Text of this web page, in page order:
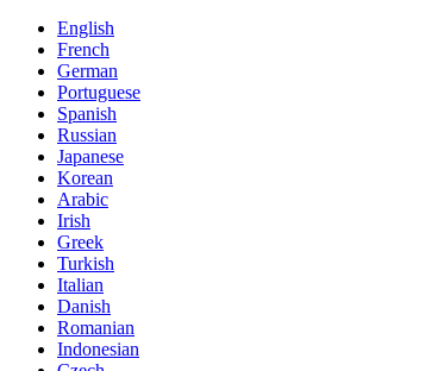
English
French
German
Portuguese
Spanish
Russian
Japanese
Korean
Arabic
Irish
Greek
Turkish
Italian
Danish
Romanian
Indonesian